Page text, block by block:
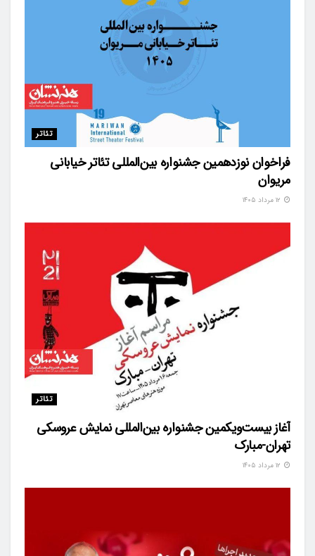
تئاتر
فراخوان نوزدهمین جشنواره بین‌المللی تئاتر خیابانی
مریوان
تئاتر
آغاز بیست‌ویکمین جشنواره بین‌المللی نمایش عروسکی
تهران-مبارک